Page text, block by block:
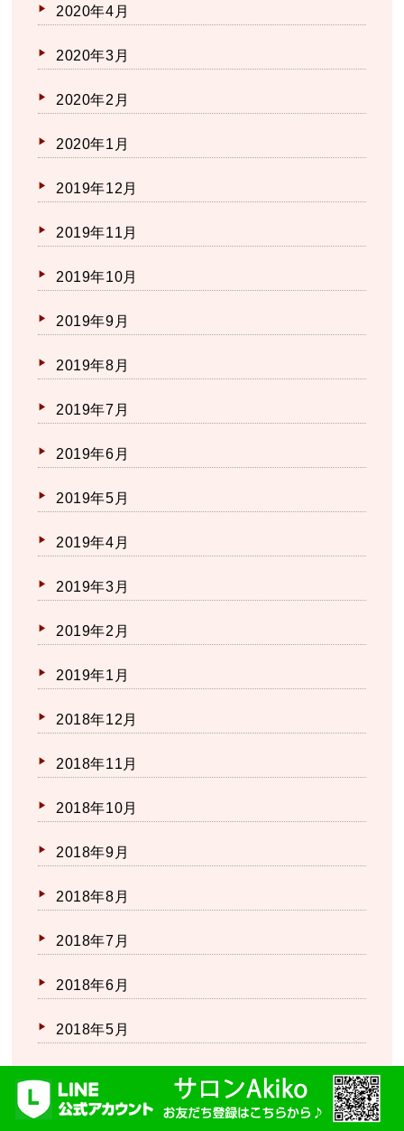
2020年4月
2020年3月
2020年2月
2020年1月
2019年12月
2019年11月
2019年10月
2019年9月
2019年8月
2019年7月
2019年6月
2019年5月
2019年4月
2019年3月
2019年2月
2019年1月
2018年12月
2018年11月
2018年10月
2018年9月
2018年8月
2018年7月
2018年6月
2018年5月
2018年3月